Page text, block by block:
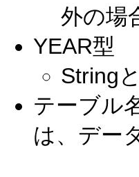
外の場
YEAR型
String
テーブル
は、デー